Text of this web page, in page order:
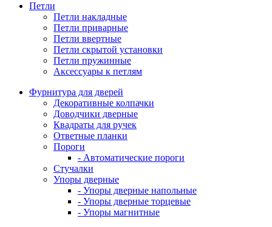
Петли
Петли накладные
Петли приварные
Петли ввертные
Петли скрытой установки
Петли пружинные
Аксессуары к петлям
Фурнитура для дверей
Декоративные колпачки
Доводчики дверные
Квадраты для ручек
Ответные планки
Пороги
- Автоматические пороги
Стучалки
Упоры дверные
- Упоры дверные напольные
- Упоры дверные торцевые
- Упоры магнитные